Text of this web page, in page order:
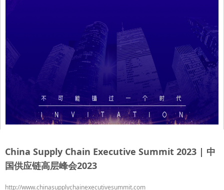
China Supply Chain Executive Summit 2023 | 中
国供应链高层峰会2023
http://www.chinasupplychainexecutivesummit.com